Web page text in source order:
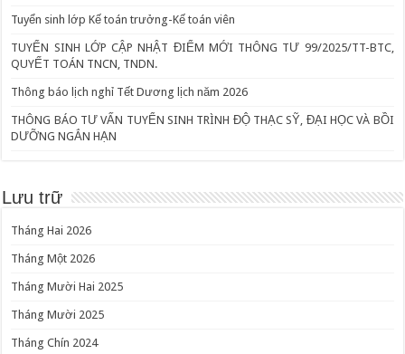
Tuyển sinh lớp Kế toán trưởng-Kế toán viên
TUYỂN SINH LỚP CẬP NHẬT ĐIỂM MỚI THÔNG TƯ 99/2025/TT-BTC,
QUYẾT TOÁN TNCN, TNDN.
Thông báo lịch nghỉ Tết Dương lịch năm 2026
THÔNG BÁO TƯ VẤN TUYỂN SINH TRÌNH ĐỘ THẠC SỸ, ĐẠI HỌC VÀ BỒI
DƯỠNG NGẮN HẠN
Lưu trữ
Tháng Hai 2026
Tháng Một 2026
Tháng Mười Hai 2025
Tháng Mười 2025
Tháng Chín 2024